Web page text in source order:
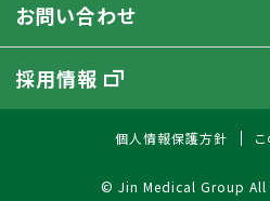
お問い合わせ
採用情報
個人情報保護方針
© Jin Medical Group All